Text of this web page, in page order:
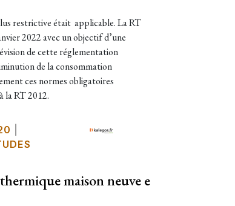
restrictive était applicable. La RT
2022 avec un objectif d’une
de cette réglementation
de la consommation
ces normes obligatoires
la RT 2012.
maison neuve e